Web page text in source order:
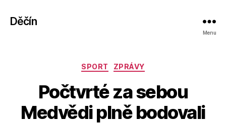
Děčín
Menu
Rubriky
SPORT ZPRÁVY
Počtvrté za sebou
Medvědi plně bodovali
u
o